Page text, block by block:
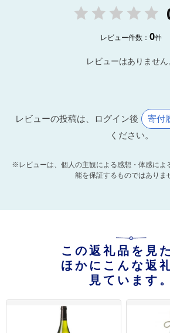
レビュー件数：0件
レビューはありません
レビューの投稿は、ログイン後 寄付
ください。
※レビューは、個人の主観による感想・体感によ
能を保証するものではありま
この返礼品を見
ほかにこんな返
見ています。